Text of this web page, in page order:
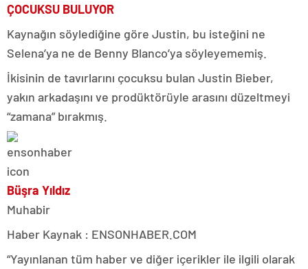
ÇOCUKSU BULUYOR
Kaynağın söylediğine göre Justin, bu isteğini ne
Selena’ya ne de Benny Blanco’ya söyleyememiş.
İkisinin de tavırlarını çocuksu bulan Justin Bieber,
yakın arkadaşını ve prodüktörüyle arasını düzeltmeyi
“zamana” bırakmış.
Büşra Yıldız
Muhabir
Haber Kaynak : ENSONHABER.COM
“Yayınlanan tüm haber ve diğer içerikler ile ilgili olarak